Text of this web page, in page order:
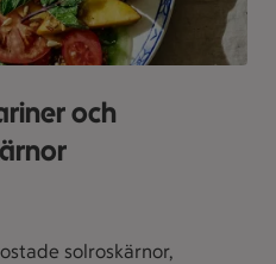
och
har 1 kommentarer
solroskärnor,